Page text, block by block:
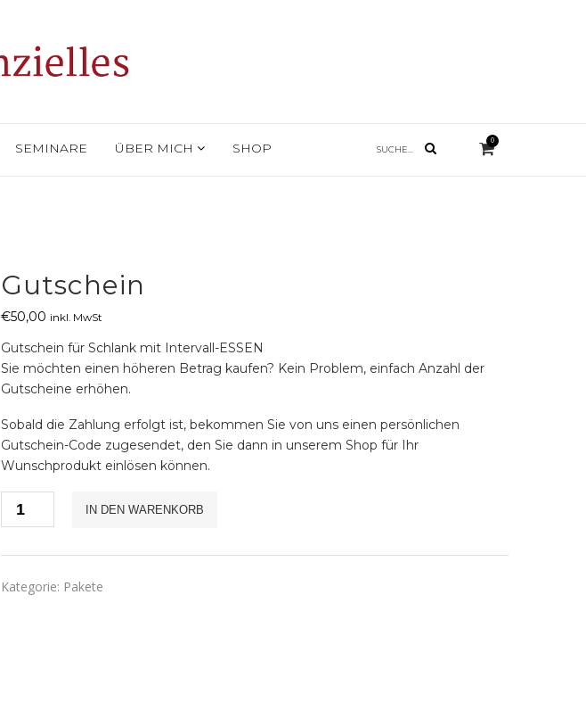
SEMINARE ÜBER MICH SHOP 0
Gutschein
€50,00 inkl. MwSt
Gutschein für Schlank mit Intervall-ESSEN
Sie möchten einen höheren Betrag kaufen? Kein Problem, einfach Anzahl der
Gutscheine erhöhen.
Sobald die Zahlung erfolgt ist, bekommen Sie von uns einen persönlichen
Gutschein-Code zugesendet, den Sie dann in unserem Shop für Ihr
Wunschprodukt einlösen können.
Menge
IN DEN WARENKORB
Kategorie: Pakete